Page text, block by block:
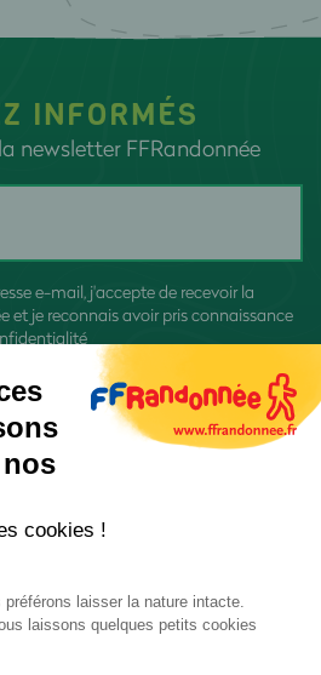
INFORMÉS
newsletter FFRandonnée
e-mail, j'accepte de recevoir la
et je reconnais avoir pris connaissance
cookies !
préférons laisser la nature intacte.
laissons quelques petits cookies